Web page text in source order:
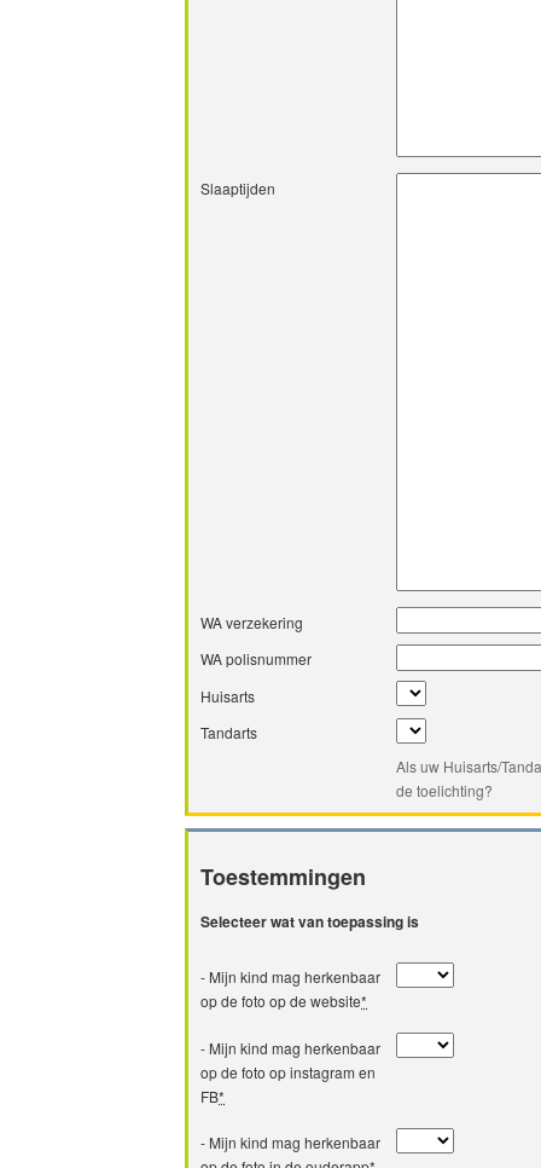
Slaaptijden
WA verzekering
WA polisnummer
Huisarts
Tandarts
Als uw Huisarts/
de toelichting?
Toestemmingen
Selecteer wat van toepassing is
- Mijn kind mag herkenbaar
op de foto op de website*
- Mijn kind mag herkenbaar
op de foto op instagram en
FB*
- Mijn kind mag herkenbaar